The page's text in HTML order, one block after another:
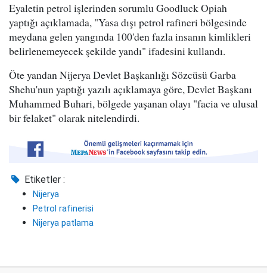
Eyaletin petrol işlerinden sorumlu Goodluck Opiah
yaptığı açıklamada, "Yasa dışı petrol rafineri bölgesinde
meydana gelen yangında 100'den fazla insanın kimlikleri
belirlenemeyecek şekilde yandı" ifadesini kullandı.
Öte yandan Nijerya Devlet Başkanlığı Sözcüsü Garba
Shehu'nun yaptığı yazılı açıklamaya göre, Devlet Başkanı
Muhammed Buhari, bölgede yaşanan olayı "facia ve ulusal
bir felaket" olarak nitelendirdi.
Etiketler :
Nijerya
Petrol rafinerisi
Nijerya patlama